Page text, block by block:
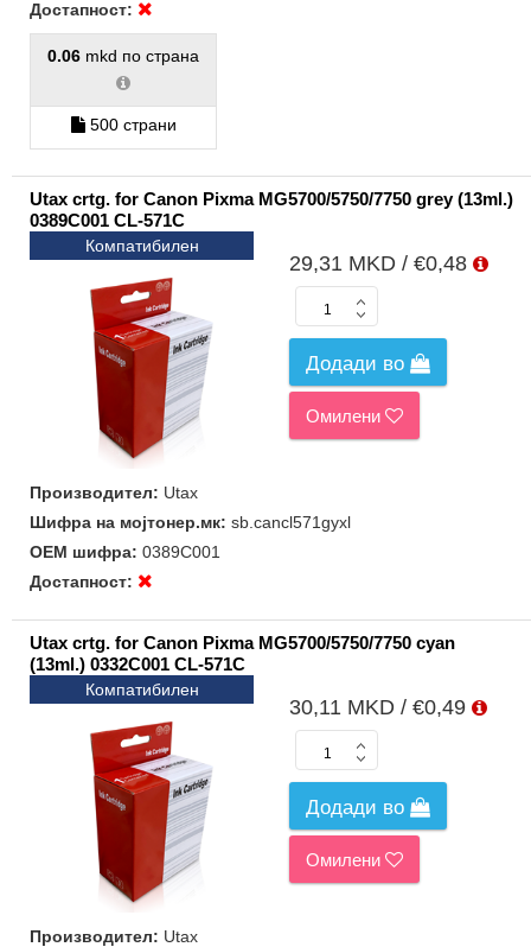
Достапност:
0.06 mkd по страна
500 страни
Utax crtg. for Canon Pixma MG5700/5750/7750 grey (13ml.)
0389C001 CL-571C
Компатибилен
29,31 MKD / €0,48
Додади во
Омилени
Производител: Utax
Шифра на мојтонер.мк: sb.cancl571gyxl
ОЕМ шифра: 0389C001
Достапност:
Utax crtg. for Canon Pixma MG5700/5750/7750 cyan
(13ml.) 0332C001 CL-571C
Компатибилен
30,11 MKD / €0,49
Додади во
Омилени
Производител: Utax